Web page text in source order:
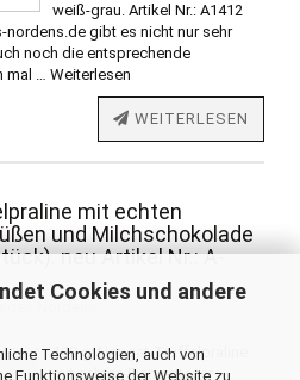
Cookies und andere
Technologien, auch von
Funktionsweise der Website zu
weiß-grau. Artikel Nr.: A1412
nordens.de gibt es nicht nur sehr
noch die entsprechende
mal … Weiterlesen
WEITERLESEN
mit echten
und Milchschokolade
neu Artikel Nr.: A-
100 g. Nougat-Trüffelpraline
mit echten Piemonteser